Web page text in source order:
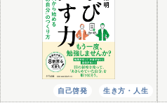
自己啓発 生き方・人生